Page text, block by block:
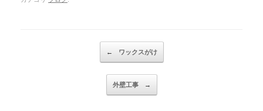
← ワックスがけ
外壁工事 →